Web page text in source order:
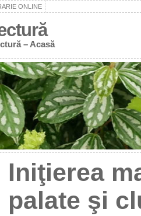
ONLINE
– Acasă
Iniţierea
palate şi